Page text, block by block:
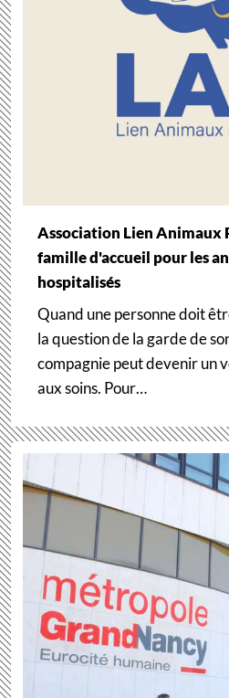
Association Lien Animaux
famille d'accueil pour les
hospitalisés
Quand une personne doit
la question de la garde de
compagnie peut devenir un
aux soins. Pour…